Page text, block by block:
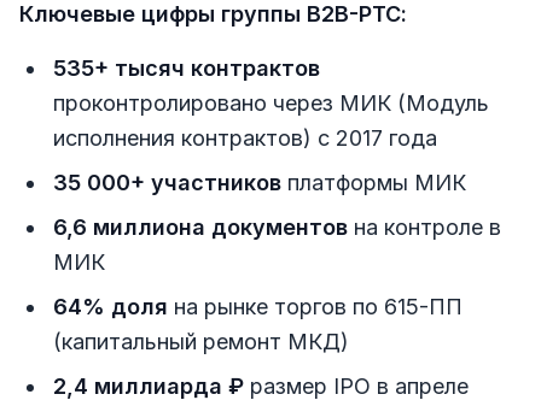
Ключевые цифры группы B2B-РТС:
535+ тысяч контрактов
проконтролировано через МИК (Модуль
исполнения контрактов) с 2017 года
35 000+ участников платформы МИК
6,6 миллиона документов на контроле в
МИК
64% доля на рынке торгов по 615-ПП
(капитальный ремонт МКД)
2,4 миллиарда ₽ размер IPO в апреле